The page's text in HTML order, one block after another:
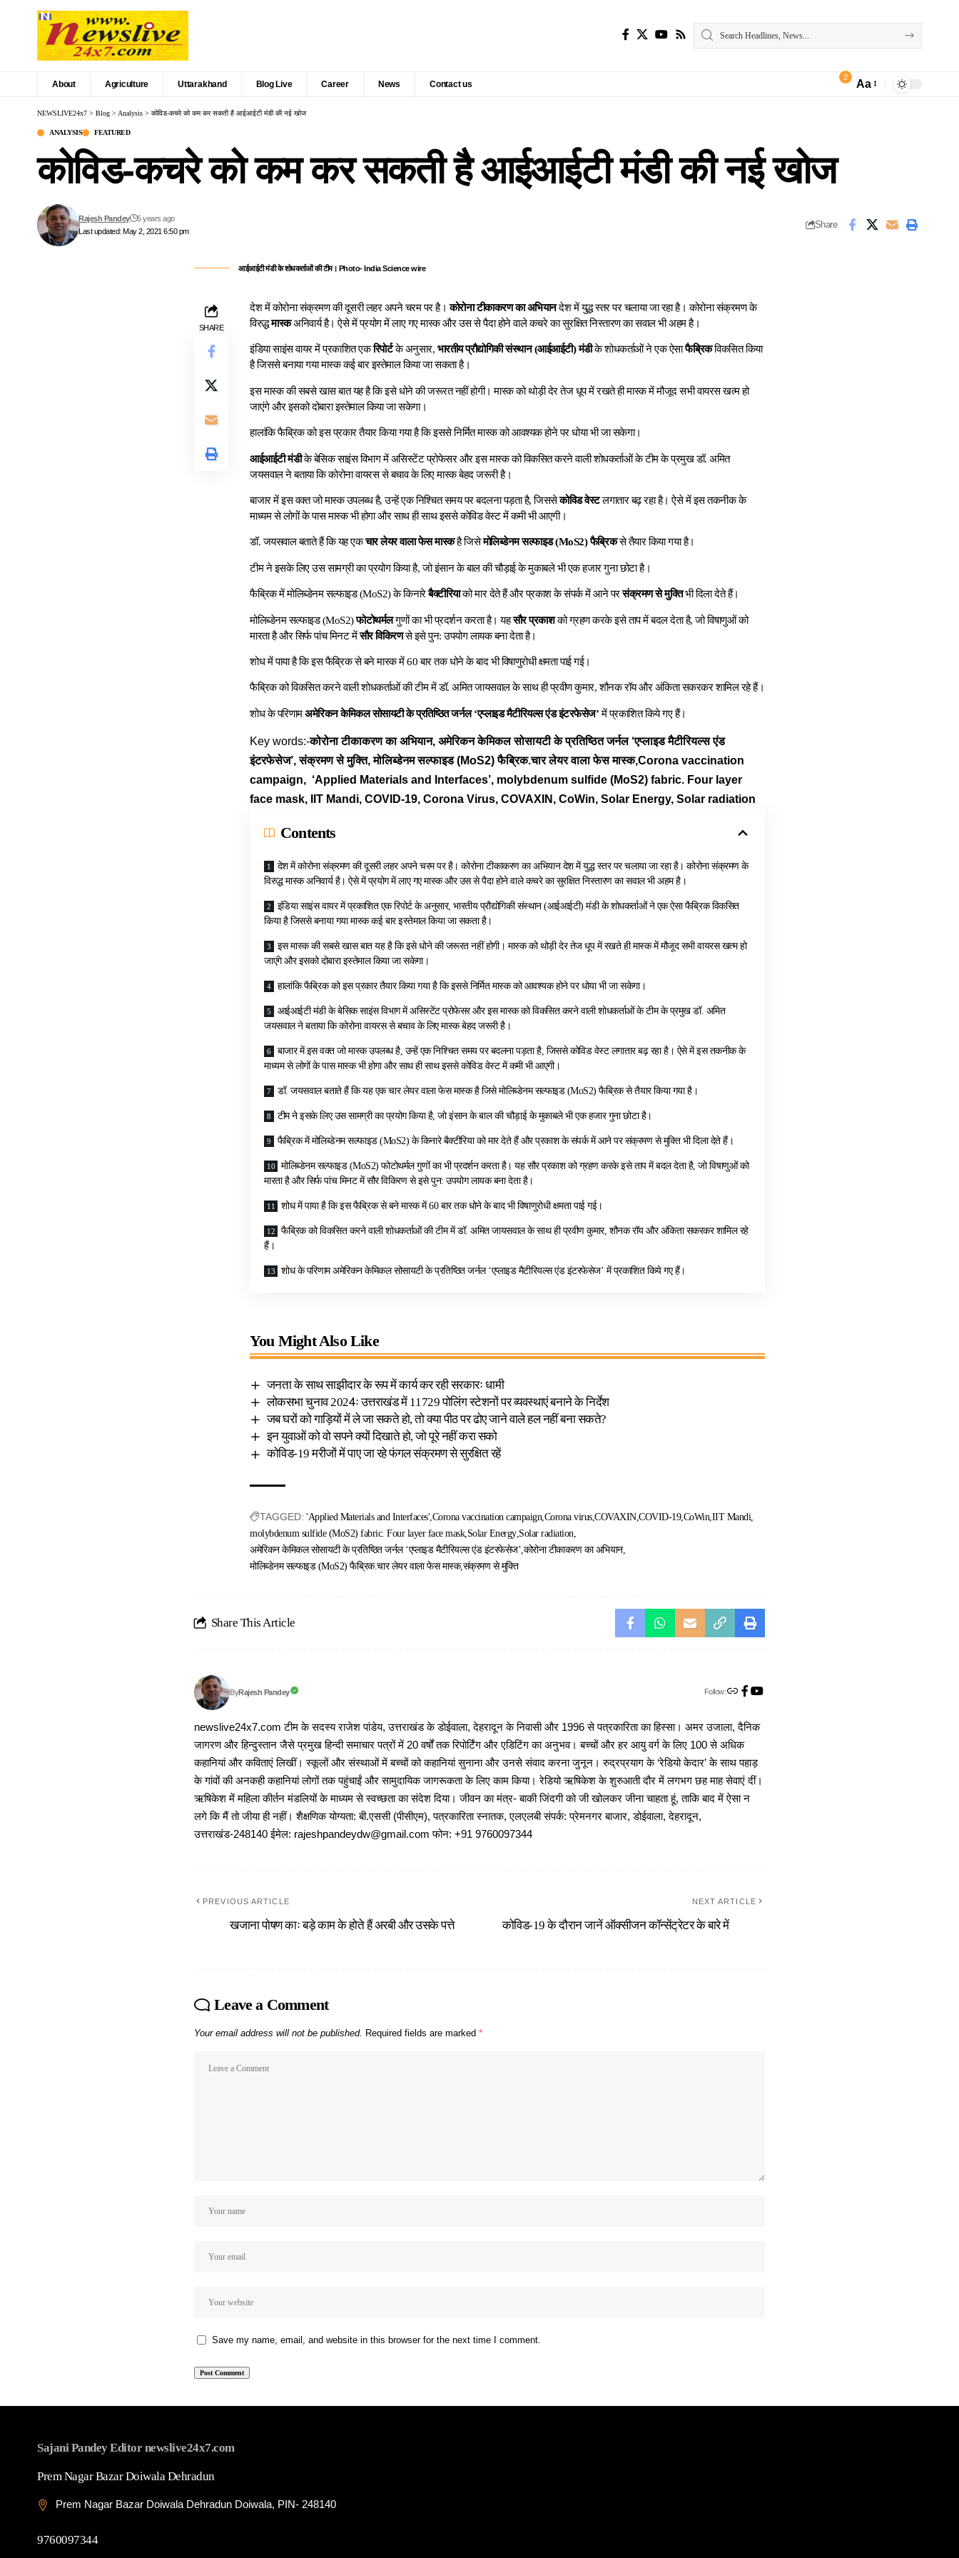
About Agriculture Uttarakhand Blog Live Career News Contact us
2
Aa
NEWSLIVE24x7 > Blog > Analysis > कोविड-कचरे को कम कर सकती है आईआईटी मंडी की नई खोज
ANALYSIS FEATURED
कोविड-कचरे को कम कर सकती है आईआईटी मंडी की नई खोज
Last updated: May 2, 2021 6:50 pm
Rajesh Pandey 5 years ago
Share
आईआईटी मंडी के शोधकर्ताओं की टीम। Photo- India Science wire
SHARE
देश में कोरोना संक्रमण की दूसरी लहर अपने चरम पर है।कोरोना टीकाकरण का अभियानदेश में युद्ध स्तर पर चलाया जा रहा है। कोरोना संक्रमण के
विरुद्धमास्कअनिवार्य है। ऐसे में प्रयोग में लाए गए मास्क और उस से पैदा होने वाले कचरे का सुरक्षित निस्तारण का सवाल भी अहम है।
इंडिया साइंस वायर में प्रकाशित एकरिपोर्टके अनुसार, भारतीय प्रौद्योगिकी संस्थान (आईआईटी) मंडीके शोधकर्ताओं ने एक ऐसाफैब्रिकविकसित किया
है जिससे बनाया गया मास्क कई बार इस्तेमाल किया जा सकता है।
इस मास्क की सबसे खास बात यह है कि इसे धोने की जरूरत नहीं होगी। मास्क को थोड़ी देर तेज धूप में रखते ही मास्क में मौजूद सभी वायरस खत्म हो
जाएंगे और इसको दोबारा इस्तेमाल किया जा सकेगा।
हालांकि फैब्रिक को इस प्रकार तैयार किया गया है कि इससे निर्मित मास्क को आवश्यक होने पर धोया भी जा सकेगा।
आईआईटी मंडीके बेसिक साइंस विभाग में असिस्टेंट प्रोफेसर और इस मास्क को विकसित करने वाली शोधकर्ताओं के टीम के प्रमुख डॉ. अमित
जयसवाल ने बताया कि कोरोना वायरस से बचाव के लिए मास्क बेहद जरूरी है।
बाजार में इस वक्त जो मास्क उपलब्ध है, उन्हें एक निश्चित समय पर बदलना पड़ता है, जिससेकोविड वेस्टलगातार बढ़ रहा है। ऐसे में इस तकनीक के
माध्यम से लोगों के पास मास्क भी होगा और साथ ही साथ इससे कोविड वेस्ट में कमी भी आएगी।
डॉ. जयसवाल बताते हैं कि यह एकचार लेयर वाला फेस मास्कहै जिसेमोलिब्डेनम सल्फाइड (MoS2) फैब्रिकसे तैयार किया गया है।
टीम ने इसके लिए उस सामग्री का प्रयोग किया है, जो इंसान के बाल की चौड़ाई के मुकाबले भी एक हजार गुना छोटा है।
फैब्रिक में मोलिब्डेनम सल्फाइड (MoS2) के किनारेबैक्टीरियाको मार देते हैं और प्रकाश के संपर्क में आने परसंक्रमण से मुक्तिभी दिला देते हैं।
मोलिब्डेनम सल्फाइड (MoS2)फोटोथर्मलगुणों का भी प्रदर्शन करता है। यहसौर प्रकाशको ग्रहण करके इसे ताप में बदल देता है, जो विषाणुओं को
मारता है और सिर्फ पांच मिनट मेंसौर विकिरणसे इसे पुन: उपयोग लायक बना देता है।
शोध में पाया है कि इस फैब्रिक से बने मास्क में 60 बार तक धोने के बाद भी विषाणुरोधी क्षमता पाई गई।
फैब्रिक को विकसित करने वाली शोधकर्ताओं की टीम में डॉ. अमित जायसवाल के साथ ही प्रवीण कुमार, शौनक रॉय और अंकिता सकरकर शामिल रहे हैं।
शोध के परिणामअमेरिकन केमिकल सोसायटी के प्रतिष्ठित जर्नल ‘एप्लाइड मैटीरियल्स एंड इंटरफेसेज’में प्रकाशित किये गए हैं।
Key words:-कोरोना टीकाकरण का अभियान, अमेरिकन केमिकल सोसायटी के प्रतिष्ठित जर्नल ‘एप्लाइड मैटीरियल्स एंड
इंटरफेसेज’, संक्रमण से मुक्ति, मोलिब्डेनम सल्फाइड (MoS2) फैब्रिक.चार लेयर वाला फेस मास्क,Corona vaccination
campaign, ‘Applied Materials and Interfaces’, molybdenum sulfide (MoS2) fabric. Four layer
face mask, IIT Mandi, COVID-19, Corona Virus, COVAXIN, CoWin, Solar Energy, Solar radiation
Contents
देश में कोरोना संक्रमण की दूसरी लहर अपने चरम पर है। कोरोना टीकाकरण का अभियान देश में युद्ध स्तर पर चलाया जा रहा है। कोरोना संक्रमण के
विरुद्ध मास्क अनिवार्य है। ऐसे में प्रयोग में लाए गए मास्क और उस से पैदा होने वाले कचरे का सुरक्षित निस्तारण का सवाल भी अहम है।
इंडिया साइंस वायर में प्रकाशित एक रिपोर्ट के अनुसार, भारतीय प्रौद्योगिकी संस्थान (आईआईटी) मंडी के शोधकर्ताओं ने एक ऐसा फैब्रिक विकसित
किया है जिससे बनाया गया मास्क कई बार इस्तेमाल किया जा सकता है।
इस मास्क की सबसे खास बात यह है कि इसे धोने की जरूरत नहीं होगी। मास्क को थोड़ी देर तेज धूप में रखते ही मास्क में मौजूद सभी वायरस खत्म हो
जाएंगे और इसको दोबारा इस्तेमाल किया जा सकेगा।
हालांकि फैब्रिक को इस प्रकार तैयार किया गया है कि इससे निर्मित मास्क को आवश्यक होने पर धोया भी जा सकेगा।
आईआईटी मंडी के बेसिक साइंस विभाग में असिस्टेंट प्रोफेसर और इस मास्क को विकसित करने वाली शोधकर्ताओं के टीम के प्रमुख डॉ. अमित
जयसवाल ने बताया कि कोरोना वायरस से बचाव के लिए मास्क बेहद जरूरी है।
बाजार में इस वक्त जो मास्क उपलब्ध है, उन्हें एक निश्चित समय पर बदलना पड़ता है, जिससे कोविड वेस्ट लगातार बढ़ रहा है। ऐसे में इस तकनीक के
माध्यम से लोगों के पास मास्क भी होगा और साथ ही साथ इससे कोविड वेस्ट में कमी भी आएगी।
डॉ. जयसवाल बताते हैं कि यह एक चार लेयर वाला फेस मास्क है जिसे मोलिब्डेनम सल्फाइड (MoS2) फैब्रिक से तैयार किया गया है।
टीम ने इसके लिए उस सामग्री का प्रयोग किया है, जो इंसान के बाल की चौड़ाई के मुकाबले भी एक हजार गुना छोटा है।
फैब्रिक में मोलिब्डेनम सल्फाइड (MoS2) के किनारे बैक्टीरिया को मार देते हैं और प्रकाश के संपर्क में आने पर संक्रमण से मुक्ति भी दिला देते हैं।
मोलिब्डेनम सल्फाइड (MoS2) फोटोथर्मल गुणों का भी प्रदर्शन करता है। यह सौर प्रकाश को ग्रहण करके इसे ताप में बदल देता है, जो विषाणुओं को
मारता है और सिर्फ पांच मिनट में सौर विकिरण से इसे पुन: उपयोग लायक बना देता है।
शोध में पाया है कि इस फैब्रिक से बने मास्क में 60 बार तक धोने के बाद भी विषाणुरोधी क्षमता पाई गई।
फैब्रिक को विकसित करने वाली शोधकर्ताओं की टीम में डॉ. अमित जायसवाल के साथ ही प्रवीण कुमार, शौनक रॉय और अंकिता सकरकर शामिल रहे
हैं।
शोध के परिणाम अमेरिकन केमिकल सोसायटी के प्रतिष्ठित जर्नल ‘एप्लाइड मैटीरियल्स एंड इंटरफेसेज’ में प्रकाशित किये गए हैं।
You Might Also Like
जनता के साथ साझीदार के रूप में कार्य कर रही सरकारः धामी
लोकसभा चुनाव 2024ः उत्तराखंड में 11729 पोलिंग स्टेशनों पर व्यवस्थाएं बनाने के निर्देश
जब घरों को गाड़ियों में ले जा सकते हो, तो क्या पीठ पर ढोए जाने वाले हल नहीं बना सकते?
इन युवाओं को वो सपने क्यों दिखाते हो, जो पूरे नहीं करा सको
कोविड-19 मरीजों में पाए जा रहे फंगल संक्रमण से सुरक्षित रहें
TAGGED: 'Applied Materials and Interfaces' Corona vaccination campaign Corona virus COVAXIN COVID-19 CoWin IIT Mandi
molybdenum sulfide (MoS2) fabric. Four layer face mask Solar Energy Solar radiation
अमेरिकन केमिकल सोसायटी के प्रतिष्ठित जर्नल ‘एप्लाइड मैटीरियल्स एंड इंटरफेसेज’ कोरोना टीकाकरण का अभियान
मोलिब्डेनम सल्फाइड (MoS2) फैब्रिक.चार लेयर वाला फेस मास्क संक्रमण से मुक्ति
Share This Article
ByRajesh Pandey Follow:
newslive24x7.com टीम के सदस्य राजेश पांडेय, उत्तराखंड के डोईवाला, देहरादून के निवासी और 1996 से पत्रकारिता का हिस्सा। अमर उजाला, दैनिक
जागरण और हिन्दुस्तान जैसे प्रमुख हिन्दी समाचार पत्रों में 20 वर्षों तक रिपोर्टिंग और एडिटिंग का अनुभव। बच्चों और हर आयु वर्ग के लिए 100 से अधिक
कहानियां और कविताएं लिखीं। स्कूलों और संस्थाओं में बच्चों को कहानियां सुनाना और उनसे संवाद करना जुनून। रुद्रप्रयाग के ‘रेडियो केदार’ के साथ पहाड़
के गांवों की अनकही कहानियां लोगों तक पहुंचाईं और सामुदायिक जागरूकता के लिए काम किया। रेडियो ऋषिकेश के शुरुआती दौर में लगभग छह माह सेवाएं दीं।
ऋषिकेश में महिला कीर्तन मंडलियों के माध्यम से स्वच्छता का संदेश दिया। जीवन का मंत्र- बाकी जिंदगी को जी खोलकर जीना चाहता हूं, ताकि बाद में ऐसा न
लगे कि मैं तो जीया ही नहीं। शैक्षणिक योग्यता: बी.एससी (पीसीएम), पत्रकारिता स्नातक, एलएलबी संपर्क: प्रेमनगर बाजार, डोईवाला, देहरादून,
उत्तराखंड-248140 ईमेल: rajeshpandeydw@gmail.com फोन: +91 9760097344
PREVIOUS ARTICLE
खजाना पोषण काः बड़े काम के होते हैं अरबी और उसके पत्ते
NEXT ARTICLE
कोविड-19 के दौरान जानें ऑक्सीजन कॉन्सेंट्रेटर के बारे में
Leave a Comment
Your email address will not be published. Required fields are marked *
Save my name, email, and website in this browser for the next time I comment.
Sajani Pandey Editor newslive24x7.com
Prem Nagar Bazar Doiwala Dehradun
Prem Nagar Bazar Doiwala Dehradun Doiwala, PIN- 248140
9760097344